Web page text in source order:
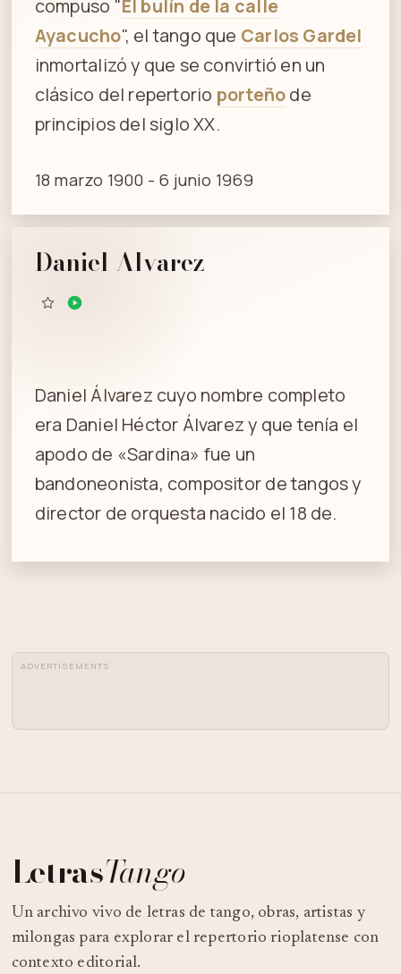
compuso "El bulín de la calle
Ayacucho", el tango que Carlos Gardel
inmortalizó y que se convirtió en un
clásico del repertorio porteñode
principios del siglo XX.
18 marzo 1900 - 6 junio 1969
Daniel Alvarez
Daniel Álvarez cuyo nombre completo
era Daniel Héctor Álvarez y que tenía el
apodo de «Sardina» fue un
bandoneonista, compositor de tangos y
director de orquesta nacido el 18 de.
ADVERTISEMENTS
LetrasTango
Un archivo vivo de letras de tango, obras, artistas y
milongas para explorar el repertorio rioplatense con
contexto editorial.